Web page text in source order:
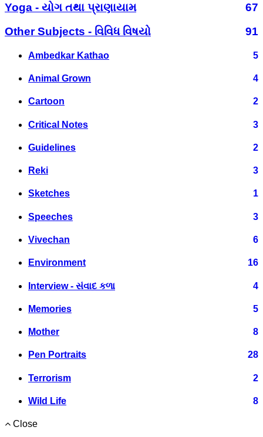
Yoga - યોગ તથા પ્રાણાયામ
67
Other Subjects - વિવિધ વિષયો
91
Ambedkar Kathao 5
Animal Grown 4
Cartoon 2
Critical Notes 3
Guidelines 2
Reki 3
Sketches 1
Speeches 3
Vivechan 6
Environment 16
Interview - સંવાદ કળા 4
Memories 5
Mother 8
Pen Portraits 28
Terrorism 2
Wild Life 8
Close